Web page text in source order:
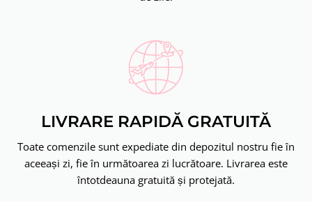
LIVRARE RAPIDĂ GRATUITĂ
Toate comenzile sunt expediate din depozitul nostru fie în
aceeași zi, fie în următoarea zi lucrătoare. Livrarea este
întotdeauna gratuită și protejată.